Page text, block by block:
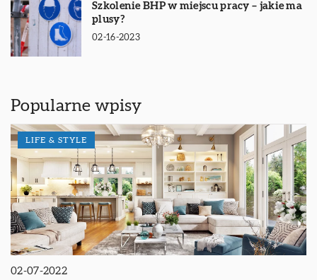
Szkolenie BHP w miejscu pracy – jakie ma
plusy?
02-16-2023
Popularne wpisy
LIFE & STYLE
02-07-2022